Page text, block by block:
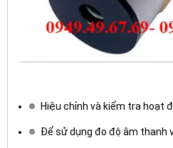
Hiệu chỉnh và kiểm tra hoạt
Để sử dụng đo độ âm thanh